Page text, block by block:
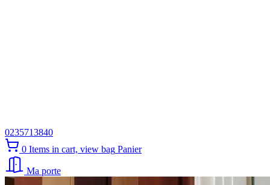
0235713840
0 Items in cart, view bag Panier
Ma porte